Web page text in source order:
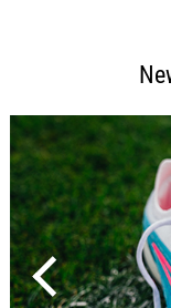
Phantom
6
fotbollsskorna
–
precision,
kontroll
och
kraft